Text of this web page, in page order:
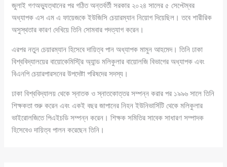
জুলাই গণঅভ্যুত্থানের পর গঠিত অন্তর্বর্তী সরকার ২০২৪ সালের ৫ সেপ্টেম্বর
অধ্যাপক এস এম এ ফায়েজকে ইউজিসি চেয়ারম্যান নিয়োগ দিয়েছিল। তবে শারীরিক
অসুস্থতার কারণ দেখিয়ে তিনি সোমবার পদত্যাগ করেন।
এরপর নতুন চেয়ারম্যান হিসেবে দায়িত্ব পান অধ্যাপক মামুন আহমেদ। তিনি ঢাকা
বিশ্ববিদ্যালয়ের বায়োকেমিস্ট্রি অ্যান্ড মলিকুলার বায়োলজি বিভাগের অধ্যাপক এবং
বিএনপি চেয়ারপারসনের উপদেষ্টা পরিষদের সদস্য।
ঢাকা বিশ্ববিদ্যালয় থেকে স্নাতক ও স্নাতকোত্তর সম্পন্ন করার পর ১৯৯৬ সালে তিনি
শিক্ষকতা শুরু করেন এবং একই বছর জাপানের নিহন ইউনিভার্সিটি থেকে মলিকুলার
ভাইরোলজিতে পিএইচডি সম্পন্ন করেন। শিক্ষক সমিতির সাবেক সাধারণ সম্পাদক
হিসেবেও দায়িত্ব পালন করেছেন তিনি।